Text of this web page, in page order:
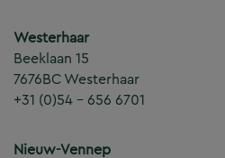
Westerhaar
Beeklaan 15
7676BC Westerhaar
+31 (0)54 – 656 6701
Nieuw-Vennep